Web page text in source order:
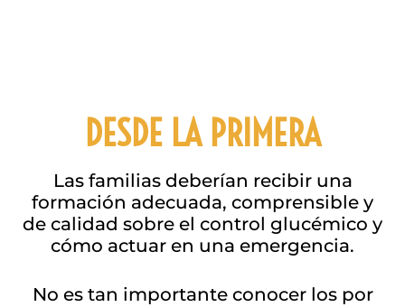
DESDE LA PRIMERA
Las familias deberían recibir una
formación adecuada, comprensible y
de calidad sobre el control glucémico y
cómo actuar en una emergencia.
No es tan importante conocer los por